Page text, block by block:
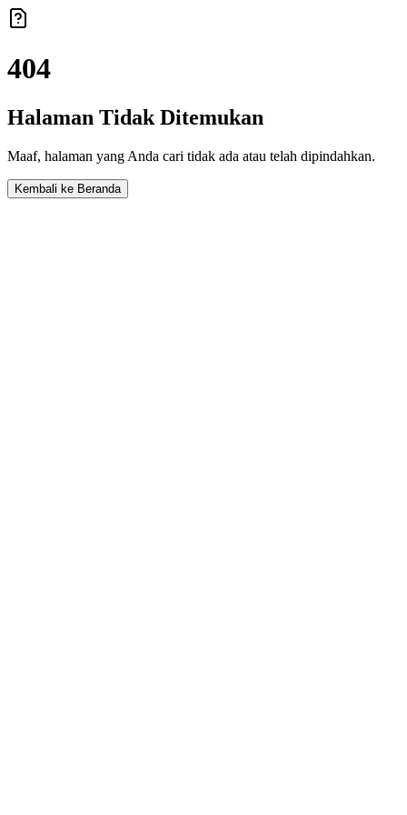
404
Halaman Tidak Ditemukan
Maaf, halaman yang Anda cari tidak ada atau telah dipindahkan.
Kembali ke Beranda